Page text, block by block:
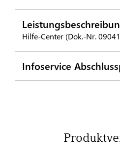
Hilfe-Center (Dok.-Nr.
Infoservice